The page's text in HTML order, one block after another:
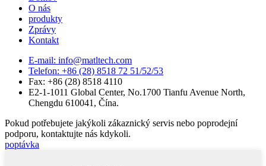
O nás
produkty
Zprávy
Kontakt
E-mail: info@matltech.com
Telefon: +86 (28) 8518 72 51/52/53
Fax: +86 (28) 8518 4110
E2-1-1011 Global Center, No.1700 Tianfu Avenue North,
Chengdu 610041, Čína.
Pokud potřebujete jakýkoli zákaznický servis nebo poprodejní
podporu, kontaktujte nás kdykoli.
poptávka